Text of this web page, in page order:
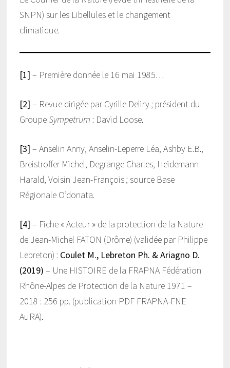
SNPN) sur les Libellules et le changement
climatique.
[1] – Première donnée le 16 mai 1985…
[2] – Revue dirigée par Cyrille Deliry ; président du
GroupeSympetrum : David Loose.
[3] – Anselin Anny, Anselin-Leperre Léa, Ashby E.B.,
Breistroffer Michel, Degrange Charles, Heidemann
Harald, Voisin Jean-François ; source Base
Régionale O’donata.
[4] – Fiche « Acteur » de la protection de la Nature
de Jean-Michel FATON (Drôme) (validée par Philippe
Lebreton) : Coulet M., Lebreton Ph. & Ariagno D.
(2019) – Une HISTOIRE de la FRAPNA Fédération
Rhône-Alpes de Protection de la Nature 1971 –
2018 : 256 pp. (publication PDF FRAPNA-FNE
AuRA).